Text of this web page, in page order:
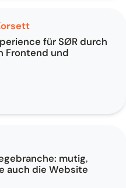
für SØR durch
Frontend und
mutig,
auch die Website